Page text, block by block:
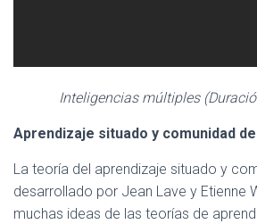
Inteligencias múltiples
Aprendizaje situado y comunidad
La teoría del aprendizaje situado y
desarrollado por Jean Lave y Etienne
muchas ideas de las teorías de